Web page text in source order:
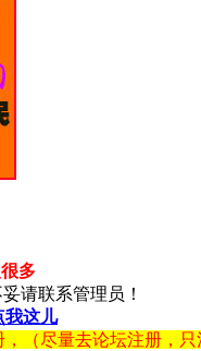
多
请联系管理员！
我这儿
（尽量去论坛注册，